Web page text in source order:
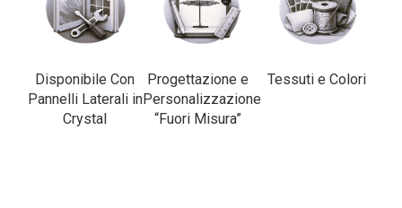
Disponibile Con
Pannelli Laterali in
Crystal
Progettazione e
Personalizzazione
“Fuori Misura”
Tessuti e Colori